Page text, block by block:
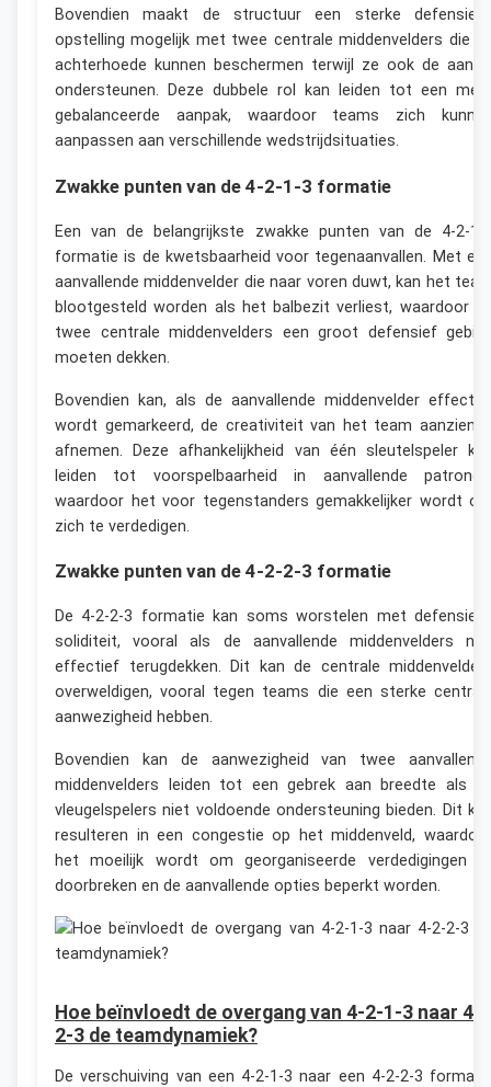
Bovendien maakt de structuur een sterke
opstelling mogelijk met twee centrale middenvelders die
achterhoede kunnen beschermen terwijl ze ook de
ondersteunen. Deze dubbele rol kan leiden tot een
gebalanceerde aanpak, waardoor teams zich
aanpassen aan verschillende wedstrijdsituaties.
Zwakke punten van de 4-2-1-3 formatie
Een van de belangrijkste zwakke punten van de 4-2-1-
formatie is de kwetsbaarheid voor tegenaanvallen. Met
aanvallende middenvelder die naar voren duwt, kan het
blootgesteld worden als het balbezit verliest, waardoor
twee centrale middenvelders een groot defensief
moeten dekken.
Bovendien kan, als de aanvallende middenvelder
wordt gemarkeerd, de creativiteit van het team
afnemen. Deze afhankelijkheid van één sleutelspeler
leiden tot voorspelbaarheid in aanvallende
waardoor het voor tegenstanders gemakkelijker wordt
zich te verdedigen.
Zwakke punten van de 4-2-2-3 formatie
De 4-2-2-3 formatie kan soms worstelen met
soliditeit, vooral als de aanvallende middenvelders
effectief terugdekken. Dit kan de centrale
overweldigen, vooral tegen teams die een sterke
aanwezigheid hebben.
Bovendien kan de aanwezigheid van twee
middenvelders leiden tot een gebrek aan breedte als
vleugelspelers niet voldoende ondersteuning bieden. Dit
resulteren in een congestie op het middenveld,
het moeilijk wordt om georganiseerde verdedigingen
doorbreken en de aanvallende opties beperkt worden.
Hoe beïnvloedt de overgang van 4-2-1-3 naar 4-
2-3 de teamdynamiek?
De verschuiving van een 4-2-1-3 naar een 4-2-2-3